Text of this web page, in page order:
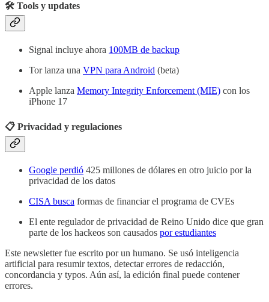
🛠️ Tools y updates
Signal incluye ahora 100MB de backup
Tor lanza una VPN para Android (beta)
Apple lanza Memory Integrity Enforcement (MIE) con los
iPhone 17
📋 Privacidad y regulaciones
Google perdió 425 millones de dólares en otro juicio por la
privacidad de los datos
CISA busca formas de financiar el programa de CVEs
El ente regulador de privacidad de Reino Unido dice que gran
parte de los hackeos son causados por estudiantes
Este newsletter fue escrito por un humano. Se usó inteligencia
artificial para resumir textos, detectar errores de redacción,
concordancia y typos. Aún así, la edición final puede contener
errores.